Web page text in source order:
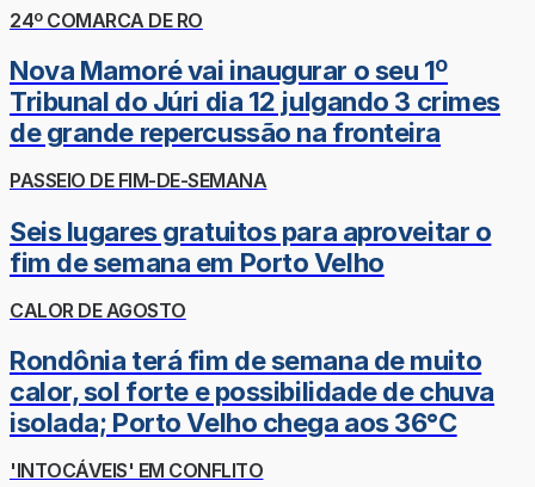
24º COMARCA DE RO
Nova Mamoré vai inaugurar o seu 1º
Tribunal do Júri dia 12 julgando 3 crimes
de grande repercussão na fronteira
PASSEIO DE FIM-DE-SEMANA
Seis lugares gratuitos para aproveitar o
fim de semana em Porto Velho
CALOR DE AGOSTO
Rondônia terá fim de semana de muito
calor, sol forte e possibilidade de chuva
isolada; Porto Velho chega aos 36°C
'INTOCÁVEIS' EM CONFLITO